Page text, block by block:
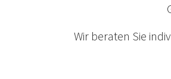
Wir beraten Sie